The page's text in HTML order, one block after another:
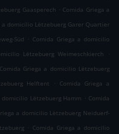
Gaasperech . Comida Griega a
a domicilio Lëtzebuerg Garer Quartier
Süd . Comida Griega a domicilio
Lëtzebuerg Weimeschkierch
.
Comida Griega a domicilio Lëtzebuerg
Helftent . Comida Griega a
domicilio Lëtzebuerg Hamm . Comida
a domicilio Lëtzebuerg Neiduerf-
. Comida Griega a domicilio